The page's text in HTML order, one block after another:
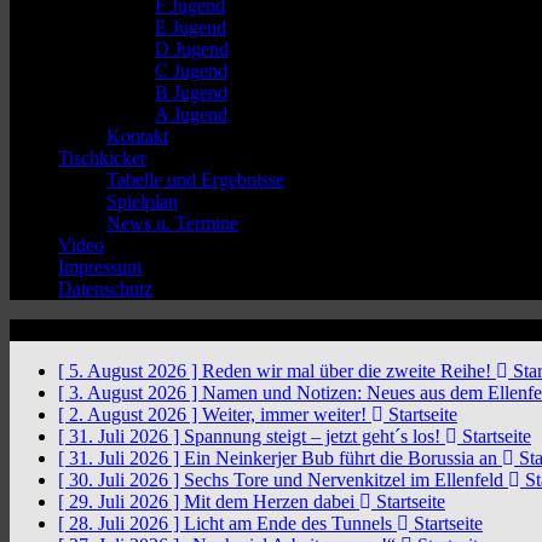
F Jugend
E Jugend
D Jugend
C Jugend
B Jugend
A Jugend
Kontakt
Tischkicker
Tabelle und Ergebnisse
Spielplan
News u. Termine
Video
Impressum
Datenschutz
[ 5. August 2026 ] Reden wir mal über die zweite Reihe!
[ 3. August 2026 ] Namen und Notizen: Neues aus dem
[ 2. August 2026 ] Weiter, immer weiter!
Startseite
[ 31. Juli 2026 ] Spannung steigt – jetzt geht´s los!
Startseite
[ 31. Juli 2026 ] Ein Neinkerjer Bub führt die Borussia an
[ 30. Juli 2026 ] Sechs Tore und Nervenkitzel im Ellenfeld
[ 29. Juli 2026 ] Mit dem Herzen dabei
Startseite
[ 28. Juli 2026 ] Licht am Ende des Tunnels
Startseite